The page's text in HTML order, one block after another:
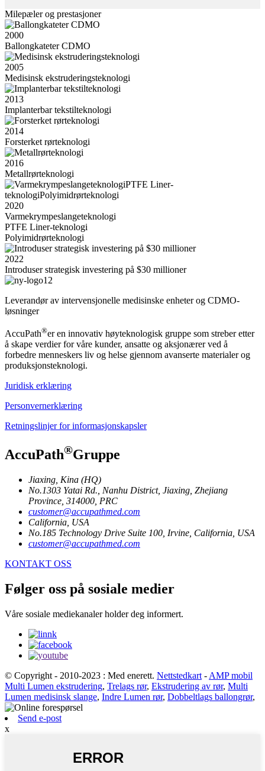
Milepæler og prestasjoner
2000
Ballongkateter CDMO
2005
Medisinsk ekstruderingsteknologi
2013
Implanterbar tekstilteknologi
2014
Forsterket rørteknologi
2016
Metallrørteknologi
2020
Varmekrympeslangeteknologi
PTFE Liner-teknologi
Polyimidrørteknologi
2022
Introduser strategisk investering på $30 millioner
Leverandør av intervensjonelle medisinske enheter og CDMO-
løsninger
AccuPath®er en innovativ høyteknologisk gruppe som streber etter
å skape verdier for våre kunder, ansatte og aksjonærer ved å
forbedre menneskers liv og helse gjennom avanserte materialer og
produksjonsteknologi.
Juridisk erklæring
Personvernerklæring
Retningslinjer for informasjonskapsler
AccuPath®Gruppe
Jiaxing, Kina (HQ)
No.1303 Yatai Rd., Nanhu District, Jiaxing, Zhejiang
Province, 314000, PRC
customer@accupathmed.com
California, USA
No.185 Technology Drive Suite 100, Irvine, California, USA
customer@accupathmed.com
KONTAKT OSS
Følger oss på sosiale medier
Våre sosiale mediekanaler holder deg informert.
© Copyright - 2010-2023 : Med enerett. Nettstedkart - AMP mobil
Multi Lumen ekstrudering, Trelags rør, Ekstrudering av rør, Multi
Lumen medisinsk slange, Indre Lumen rør, Dobbeltlags ballongrør,
Send e-post
x